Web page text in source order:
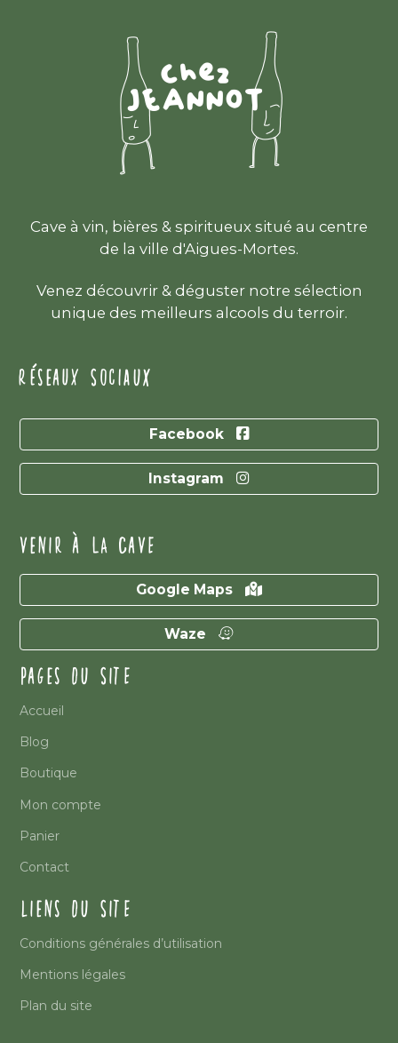
Cave à vin, bières & spiritueux situé au centre
de la ville d'Aigues-Mortes.
Venez découvrir & déguster notre sélection
unique des meilleurs alcools du terroir.
RÉSEAUX SOCIAUX
Facebook
Instagram
VENIR À LA CAVE
Google Maps
Waze
PAGES DU SITE
Accueil
Blog
Boutique
Mon compte
Panier
Contact
LIENS DU SITE
Conditions générales d’utilisation
Mentions légales
Plan du site